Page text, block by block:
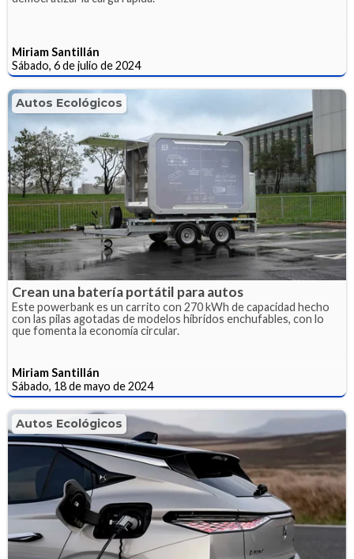
Miriam Santillán
Sábado, 6 de julio de 2024
Autos Ecológicos
Crean una batería portátil para autos
Este powerbank es un carrito con 270 kWh de capacidad hecho
con las pilas agotadas de modelos híbridos enchufables, con lo
que fomenta la economía circular.
Miriam Santillán
Sábado, 18 de mayo de 2024
Autos Ecológicos